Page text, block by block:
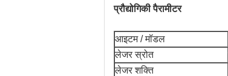
प्रौद्योगिकी पैरामीटर
आइटम / मॉडल
लेजर स्रोत
लेजर शक्ति